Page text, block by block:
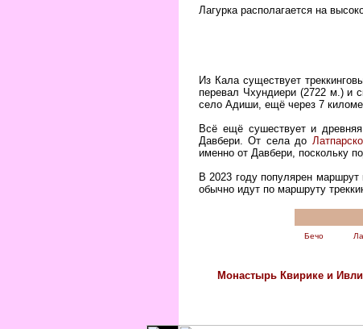
Лагурка располагается на
Из Кала существует
перевал Чхундиери (2722 м.) и
село Адиши, ещё через 7
Всё ещё сушествует и
Давбери. От села до
именно от Давбери, поскольку
В 2023 году популярен маршрут
обычно идут по маршруту
Бечо
Монастырь Квирике и